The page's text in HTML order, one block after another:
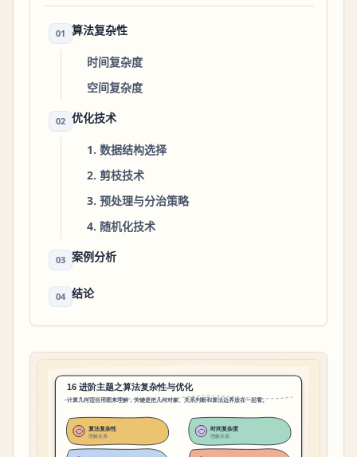
01 算法复杂性
时间复杂度
空间复杂度
02 优化技术
1. 数据结构选择
2. 剪枝技术
3. 预处理与分治策略
4. 随机化技术
03 案例分析
04 结论